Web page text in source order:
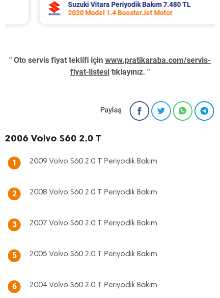
Suzuki Vitara Periyodik Bakım 7.480 TL
2020 Model 1.4 BoosterJet Motor
" Oto servis fiyat teklifi için www.pratikaraba.com/servis-
fiyat-listesi tıklayınız. "
Paylaş
2006 Volvo S60 2.0 T
1 2009 Volvo S60 2.0 T Periyodik Bakım
2 2008 Volvo S60 2.0 T Periyodik Bakım
3 2007 Volvo S60 2.0 T Periyodik Bakım
5 2005 Volvo S60 2.0 T Periyodik Bakım
6 2004 Volvo S60 2.0 T Periyodik Bakım